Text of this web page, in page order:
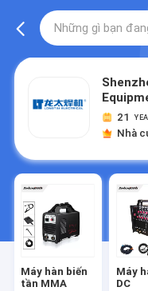
21
Nhà
Máy hàn biến
tần MMA
Máy
DC